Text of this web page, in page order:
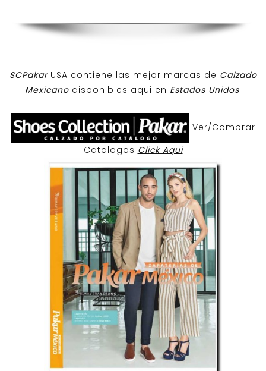
SCPakar USA contiene las mejor marcas de Calzado
Mexicanodisponibles aqui en Estados Unidos.
Ver/Comprar
Catalogos Click Aqui